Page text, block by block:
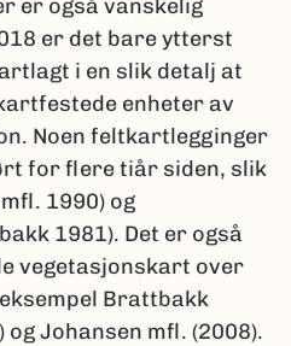
er også vanskelig
er det bare ytterst
i en slik detalj at
enheter av
Noen feltkartlegginger
for flere tiår siden, slik
1990) og
1981). Det er også
vegetasjonskart over
Brattbakk
og Johansen mfl. (2008).